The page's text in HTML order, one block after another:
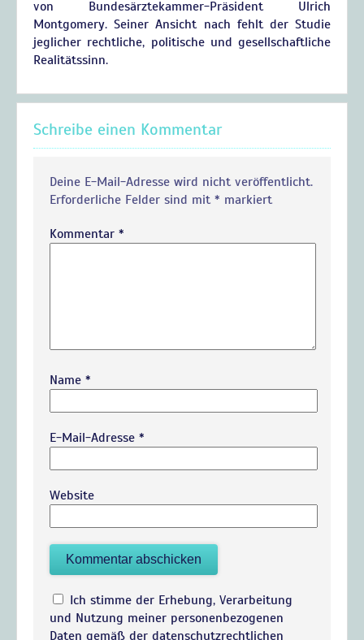
von Bundesärztekammer-Präsident Ulrich
Montgomery. Seiner Ansicht nach fehlt der Studie
jeglicher rechtliche, politische und gesellschaftliche
Realitätssinn.
Schreibe einen Kommentar
Deine E-Mail-Adresse wird nicht veröffentlicht.
Erforderliche Felder sind mit * markiert
Kommentar *
Name *
E-Mail-Adresse *
Website
Ich stimme der Erhebung, Verarbeitung
und Nutzung meiner personenbezogenen
Daten gemäß der datenschutzrechtlichen